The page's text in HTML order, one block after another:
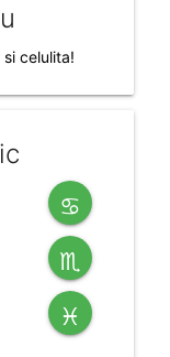
celulita!
♋
♏
♓